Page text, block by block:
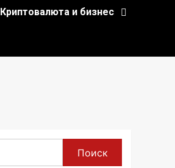
Криптовалюта и бизнес
Поиск